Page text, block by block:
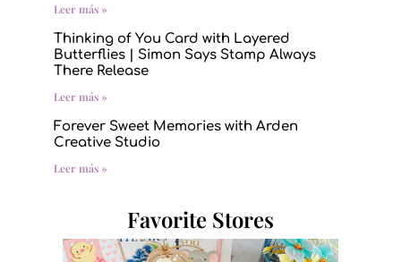
Leer más »
Thinking of You Card with Layered
Butterflies | Simon Says Stamp Always
There Release
Leer más »
Forever Sweet Memories with Arden
Creative Studio
Leer más »
Favorite Stores